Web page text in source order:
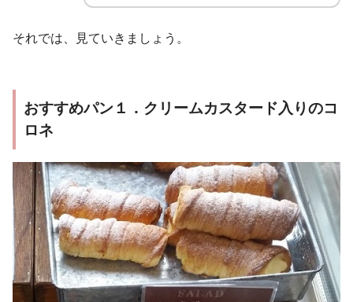
それでは、見ていきましょう。
おすすめパン１．クリームカスタード入りのコ
ロネ